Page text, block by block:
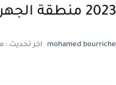
مذكرة
2023 منطقة الجهراء التعليمية
mohamed bourriche اخر تحديث :